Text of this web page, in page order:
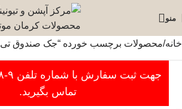
منو
خانه محصولات برچسب خورده “جک صندوق تی8”
تماس بگیرید.